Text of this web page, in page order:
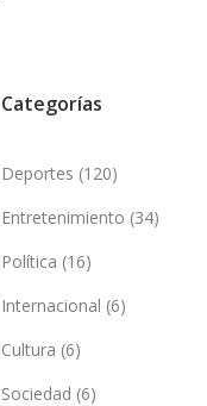
Categorías
Deportes (120)
Entretenimiento (34)
Política (16)
Internacional (6)
Cultura (6)
Sociedad (6)